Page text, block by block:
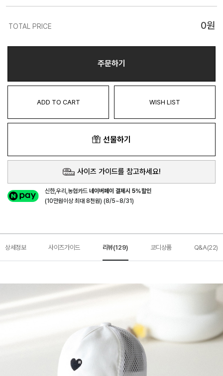
TOTAL PRICE 0원
주문하기
ADD TO CART WISH LIST
선물하기
사이즈 가이드를 참고하세요!
신한,우리,농협카드네이버페이 결제시 5%할인
(10만원이상 최대 8천원) (8/5~8/31)
상세정보 사이즈가이드 리뷰(129) 코디상품 Q&A(22)